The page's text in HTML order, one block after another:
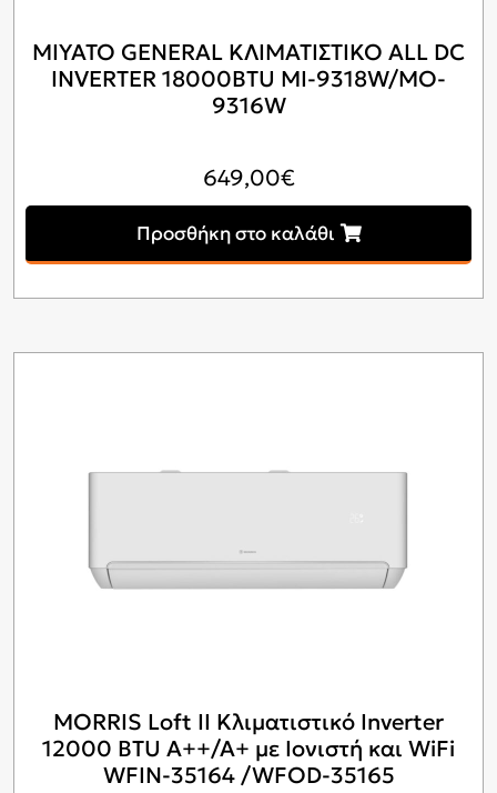
MIYATO GENERAL ΚΛΙΜΑΤΙΣΤΙΚΟ ALL DC
INVERTER 18000BTU MI-9318W/MO-
9316W
649,00€
Προσθήκη στο καλάθι
MORRIS Loft II Κλιματιστικό Inverter
12000 BTU A++/A+ με Ιονιστή και WiFi
WFIN-35164 /WFOD-35165